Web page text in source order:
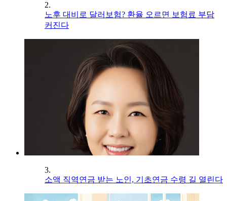
2.
노후 대비로 달러보험? 환율 오르면 보험료 부담
커진다
3.
소액 직역연금 받는 노인, 기초연금 수령 길 열린다